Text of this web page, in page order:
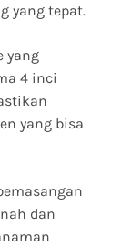
yang tepat.
yang
4 inci
yang bisa
dan